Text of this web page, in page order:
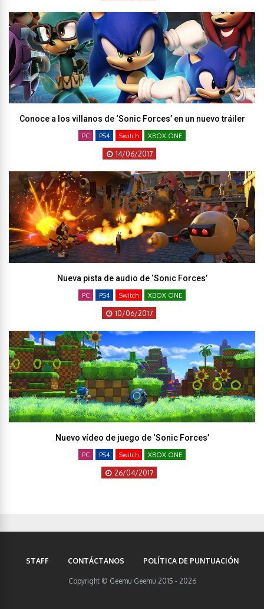
Conoce a los villanos de ‘Sonic Forces’ en un nuevo tráiler
PC PS4 Switch XBOX ONE
14/06/2017
Nueva pista de audio de ‘Sonic Forces’
PC PS4 Switch XBOX ONE
10/06/2017
Nuevo vídeo de juego de ‘Sonic Forces’
PC PS4 Switch XBOX ONE
26/04/2017
STAFF CONTÁCTANOS POLÍTICA DE PUNTUACIÓN
Copyright © Geemu Geemu 2015 - 2026